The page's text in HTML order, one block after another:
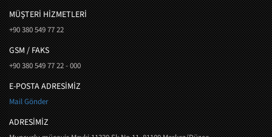
MÜŞTERI HIZMETLERI
+90 380 549 77 22
GSM / FAKS
+90 380 549 77 22 - 000
E-POSTA ADRESİMİZ
Mail Gönder
ADRESİMİZ